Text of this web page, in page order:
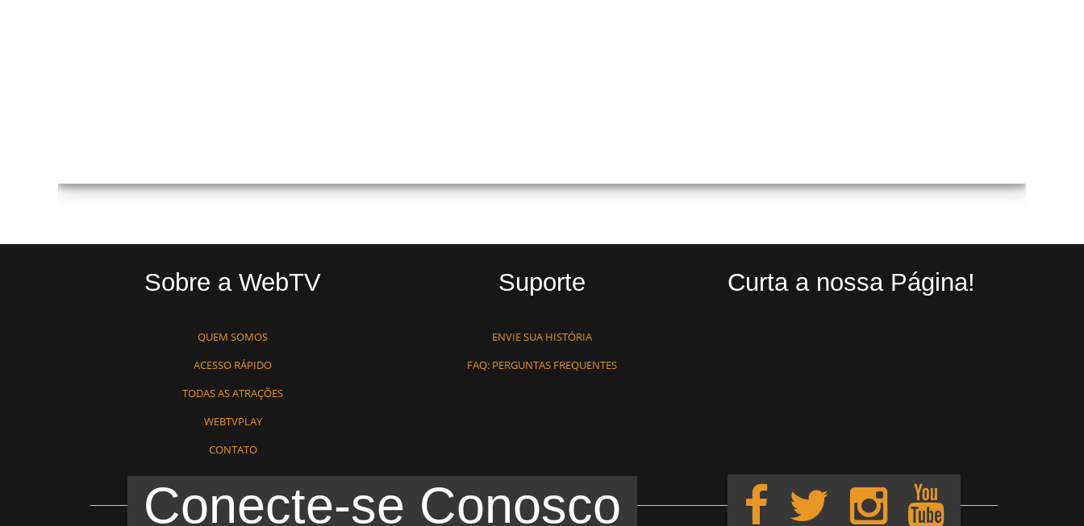
Sobre a WebTV
QUEM SOMOS
ACESSO RÁPIDO
TODAS AS ATRAÇÕES
WEBTVPLAY
CONTATO
Suporte
ENVIE SUA HISTÓRIA
FAQ: PERGUNTAS FREQUENTES
Curta a nossa Página!
Conecte-se Conosco